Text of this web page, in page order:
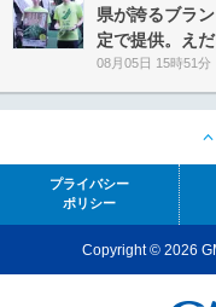
県が誇るブラ
定で提供。え
08月05日 15時51分
プライバシー
ポリシー
Copyright © 2026